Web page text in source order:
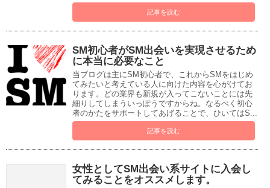
記事を読む
SM初心者がSM出会いを実現させるため
に本当に必要なこと
当ブログは主にSM初心者で、これからSMをはじめ
てみたいと考えている人に向けた内容を心がけてお
ります。どの業界も新規が入ってこないことには先
細りしてしまういっぽうですからね。なるべく初心
者のかたをサポートしてあげることで、ひいてはS...
記事を読む
女性としてSM出会い系サイトに入会し
てみることをオススメします。